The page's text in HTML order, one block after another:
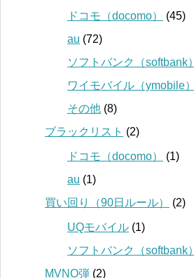
ドコモ（docomo）
(45)
au (72)
ソフトバンク（softbank）
ワイモバイル（ymobile）
その他 (8)
ブラックリスト (2)
ドコモ（docomo）
(1)
au (1)
買い回り（90日ルール）
(2)
UQモバイル (1)
ソフトバンク（softbank）
MVNO弾 (2)